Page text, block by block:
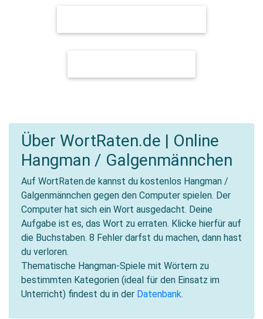
Über WortRaten.de | Online
Hangman / Galgenmännchen
Auf WortRaten.de kannst du kostenlos Hangman /
Galgenmännchen gegen den Computer spielen. Der
Computer hat sich ein Wort ausgedacht. Deine
Aufgabe ist es, das Wort zu erraten. Klicke hierfür auf
die Buchstaben. 8 Fehler darfst du machen, dann hast
du verloren.
Thematische Hangman-Spiele mit Wörtern zu
bestimmten Kategorien (ideal für den Einsatz im
Unterricht) findest du in der Datenbank.